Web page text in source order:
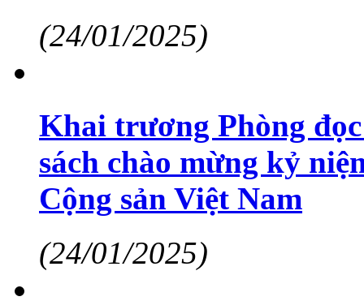
(24/01/2025)
Khai trương Phòng
sách chào mừng kỷ
Cộng sản Việt Nam
(24/01/2025)